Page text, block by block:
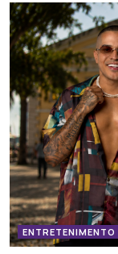
ENTRETENIMENTO